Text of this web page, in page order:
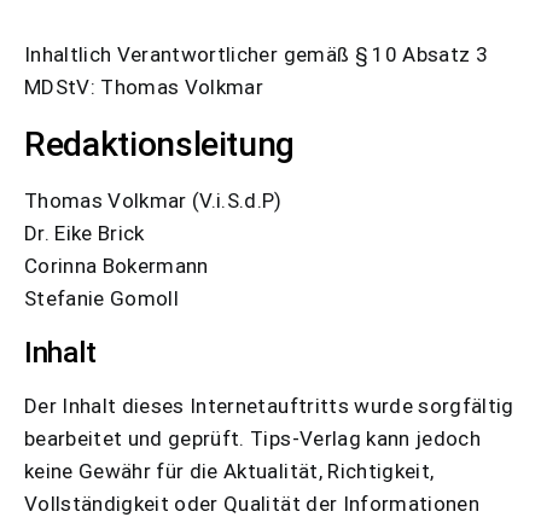
Inhaltlich Verantwortlicher gemäß § 10 Absatz 3
MDStV: Thomas Volkmar
Redaktionsleitung
Thomas Volkmar (V.i.S.d.P)
Dr. Eike Brick
Corinna Bokermann
Stefanie Gomoll
Inhalt
Der Inhalt dieses Internetauftritts wurde sorgfältig
bearbeitet und geprüft. Tips-Verlag kann jedoch
keine Gewähr für die Aktualität, Richtigkeit,
Vollständigkeit oder Qualität der Informationen